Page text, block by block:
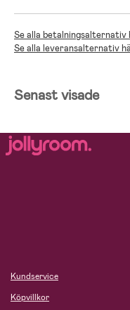
Se alla betalningsalternativ
Se alla leveransalternativ
Senast visade
Kundservice
Köpvillkor